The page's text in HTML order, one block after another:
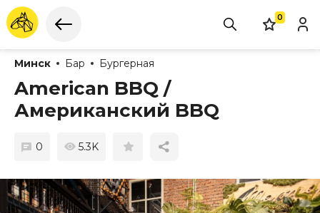
0
Минск Бар Бургерная
American BBQ /
Американский BBQ
0 5.3K